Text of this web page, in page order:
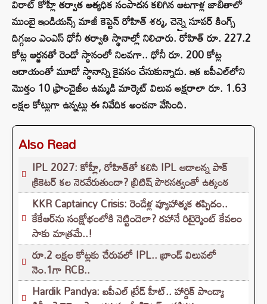
విరాట్ కోహ్లీ తర్వాత అత్యధిక సంపాదన కలిగిన ఆటగాళ్ల జాబితాలో
ముంబై ఇండియన్స్ మాజీ కెప్టెన్ రోహిత్ శర్మ, చెన్నై సూపర్ కింగ్స్
దిగ్గజం ఎంఎస్ ధోనీ తర్వాతి స్థానాల్లో నిలిచారు. రోహిత్ రూ. 227.2
కోట్ల ఆర్జనతో రెండో స్థానంలో నిలవగా.. ధోనీ రూ. 200 కోట్ల
ఆదాయంతో మూడో స్థానాన్ని కైవసం చేసుకున్నాడు. ఇక ఐపీఎల్‌లోని
మొత్తం 10 ఫ్రాంచైజీల ఉమ్మడి మార్కెట్ విలువ అక్షరాలా రూ. 1.63
లక్షల కోట్లుగా ఉన్నట్లు ఈ నివేదిక అంచనా వేసింది.
Also Read
IPL 2027: కోహ్లీ, రోహిత్‌తో కలిసి IPL ఆడాలన్న పాక్‌
క్రికెటర్‌ కల నెరవేరుతుందా? బ్రిటిష్ పౌరసత్వంతో ఉత్కంఠ
KKR Captaincy Crisis: రెండేళ్ల వ్యూహాత్మక తప్పిదం..
కేకేఆర్‌ను సంక్షోభంలోకి నెట్టిందెలా? రహానే రిటైర్మెంట్ కేవలం
సాకు మాత్రమే..!
రూ.2 లక్షల కోట్లకు చేరువలో IPL.. బ్రాండ్ విలువలో
నెం.1గా RCB..
Hardik Pandya: ఐపీఎల్ ట్రేడ్ హీట్.. హార్దిక్ పాండ్యా